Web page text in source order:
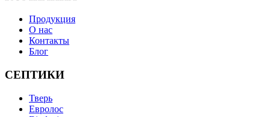
Продукция
О нас
Контакты
Блог
СЕПТИКИ
Тверь
Евролос